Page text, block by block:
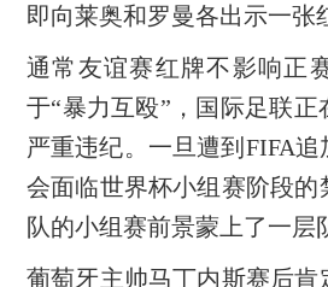
即向莱奥和罗曼各出示一张
通常友谊赛红牌不影响正
于“暴力互殴”，国际足联
严重违纪。一旦遭到FIFA
会面临世界杯小组赛阶段的
队的小组赛前景蒙上了一层
葡萄牙主帅马丁内斯赛后肯